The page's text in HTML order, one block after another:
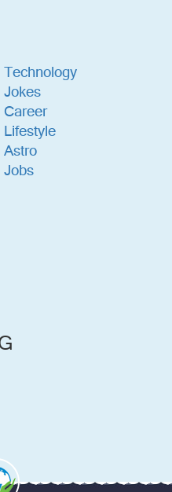
Technology
Jokes
Career
Lifestyle
Astro
Jobs